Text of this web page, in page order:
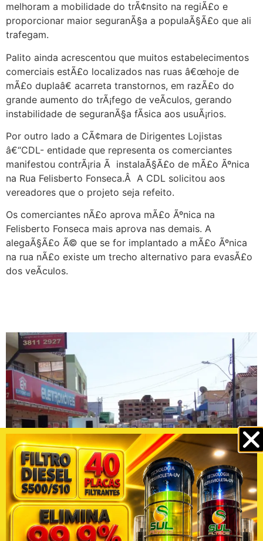
melhoram a mobilidade do trÃ¢nsito na regiÃ£o e
proporcionar maior seguranÃ§a a populaÃ§Ã£o que ali
trafegam.
Palito ainda acrescentou que muitos estabelecimentos
comerciais estÃ£o localizados nas ruas â€œhoje de
mÃ£o duplaâ€ acarreta transtornos, em razÃ£o do
grande aumento do trÃ¡fego de veÃ­culos, gerando
instabilidade de seguranÃ§a fÃ­sica aos usuÃ¡rios.
Por outro lado a CÃ¢mara de Dirigentes Lojistas
â€“CDL- entidade que representa os comerciantes
manifestou contrÃ¡ria Ã instalaÃ§Ã£o de mÃ£o Ãºnica
na Rua Felisberto Fonseca.Â A CDL solicitou aos
vereadores que o projeto seja refeito.
Os comerciantes nÃ£o aprova mÃ£o Ãºnica na
Felisberto Fonseca mais aprova nas demais. A
alegaÃ§Ã£o Ã© que se for implantado a mÃ£o Ãºnica
na rua nÃ£o existe um trecho alternativo para evasÃ£o
dos veÃ­culos.
Rua Felisberto Fonseca no centro da cidade